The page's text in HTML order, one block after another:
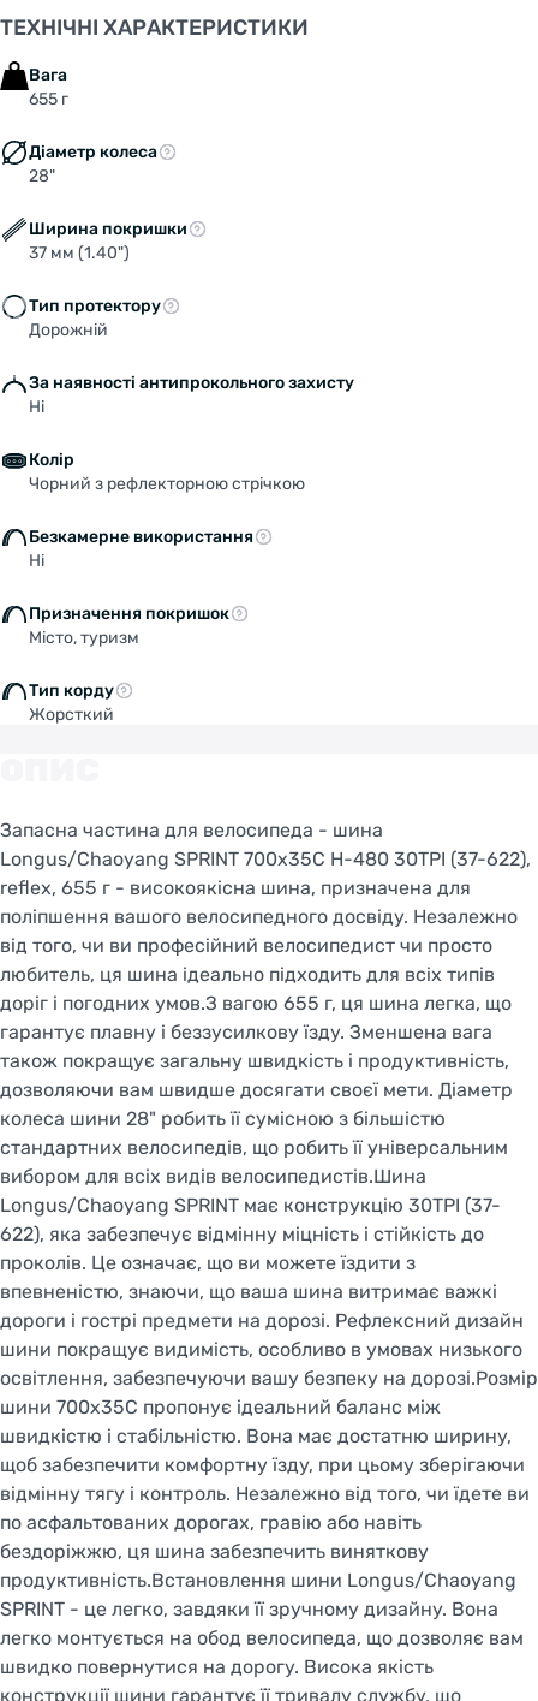
Товщина шару становить 1,5 мм і значно
покращує жорсткість і захист.
Захист HIPPO SKIN розроблений спеціально
для міських велосипедів.
підвищує видимість збоку в умовах поганого
ТЕХНІЧНІ ХАРАКТЕРИСТИКИ
Вага
655 г
Діаметр колеса
28"
Ширина покришки
37 мм (1.40")
Тип протектору
Дорожній
За наявності антипрокольного захисту
Ні
Колір
Чорний з рефлекторною стрічкою
Безкамерне використання
Ні
Призначення покришок
Місто, туризм
Тип корду
Жорсткий
Запасна частина для велосипеда - шина
Longus/Chaoyang SPRINT 700x35C H-480 30TPI (37-622),
reflex, 655 г - високоякісна шина, призначена для
поліпшення вашого велосипедного досвіду. Незалежно
від того, чи ви професійний велосипедист чи просто
любитель, ця шина ідеально підходить для всіх типів
доріг і погодних умов.З вагою 655 г, ця шина легка, що
гарантує плавну і беззусилкову їзду. Зменшена вага
також покращує загальну швидкість і продуктивність,
дозволяючи вам швидше досягати своєї мети. Діаметр
колеса шини 28" робить її сумісною з більшістю
стандартних велосипедів, що робить її універсальним
вибором для всіх видів велосипедистів.Шина
Longus/Chaoyang SPRINT має конструкцію 30TPI (37-
622), яка забезпечує відмінну міцність і стійкість до
проколів. Це означає, що ви можете їздити з
впевненістю, знаючи, що ваша шина витримає важкі
дороги і гострі предмети на дорозі. Рефлексний дизайн
шини покращує видимість, особливо в умовах низького
освітлення, забезпечуючи вашу безпеку на дорозі.Розмір
шини 700x35C пропонує ідеальний баланс між
швидкістю і стабільністю. Вона має достатню ширину,
щоб забезпечити комфортну їзду, при цьому зберігаючи
відмінну тягу і контроль. Незалежно від того, чи їдете ви
по асфальтованих дорогах, гравію або навіть
бездоріжжю, ця шина забезпечить виняткову
продуктивність.Встановлення шини Longus/Chaoyang
SPRINT - це легко, завдяки її зручному дизайну. Вона
легко монтується на обод велосипеда, що дозволяє вам
швидко повернутися на дорогу. Висока якість
конструкції шини гарантує її тривалу службу, що